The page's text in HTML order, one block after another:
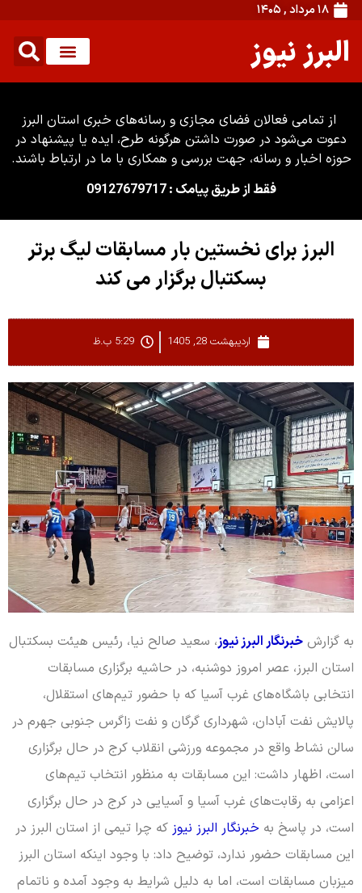
۱۸ مرداد , ۱۴۰۵
البرز نیوز
از تمامی فعالان فضای مجازی و رسانه‌های خبری استان البرز
دعوت می‌شود در صورت داشتن هرگونه طرح، ایده یا پیشنهاد در
حوزه اخبار و رسانه، جهت بررسی و همکاری با ما در ارتباط باشند.
فقط از طریق پیامک : 09127679717
البرز برای نخستین بار مسابقات لیگ برتر
بسکتبال برگزار می کند
اردیبهشت 28, 1405 5:29 ب.ظ
به گزارش خبرنگار البرز نیوز، سعید صالح نیا، رئیس هیئت بسکتبال
استان البرز، عصر امروز دوشنبه، در حاشیه برگزاری مسابقات
انتخابی باشگاه‌های غرب آسیا که با حضور تیم‌های استقلال،
پالایش نفت آبادان، شهرداری گرگان و نفت زاگرس جنوبی جهرم در
سالن نشاط واقع در مجموعه ورزشی انقلاب کرج در حال برگزاری
است، اظهار داشت: این مسابقات به منظور انتخاب تیم‌های
اعزامی به رقابت‌های غرب آسیا و آسیایی در کرج در حال برگزاری
است، در پاسخ به خبرنگار البرز نیوز که چرا تیمی از استان البرز در
این مسابقات حضور ندارد، توضیح داد: با وجود اینکه استان البرز
میزبان مسابقات است، اما به دلیل شرایط به وجود آمده و ناتمام